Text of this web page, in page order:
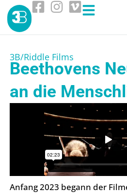
3B/Riddle Films
Beethovens
an die
Anfang 2023 begann der